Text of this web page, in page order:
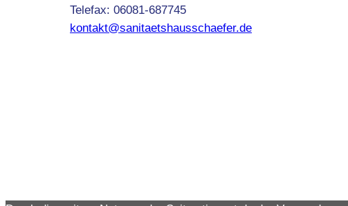
Telefax: 06081-687745
kontakt@sanitaetshausschaefer.de